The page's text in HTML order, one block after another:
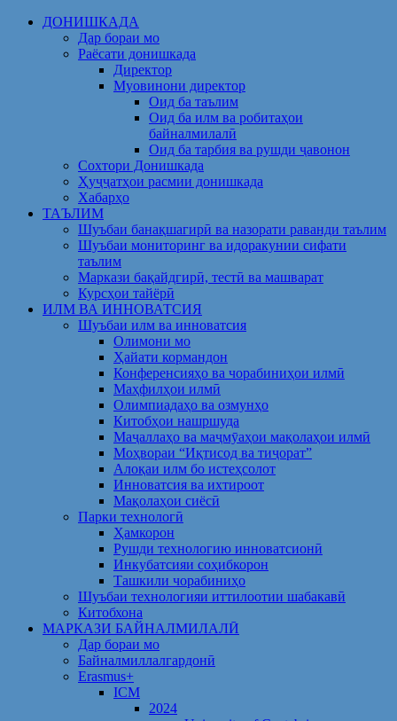
Skip
ДОНИШКАДА
Дар бораи мо
Раёсати донишкада
Директор
Муовинони директор
Оид ба таълим
Оид ба илм ва робитаҳои
байналмилалӣ
Оид ба тарбия ва рушди ҷавонон
Сохтори Донишкада
Ҳуҷҷатҳои расмии донишкада
Хабарҳо
ТАЪЛИМ
Шуъбаи банақшагирӣ ва назорати раванди таълим
Шуъбаи мониторинг ва идоракунии сифати
таълим
Маркази бақайдгирӣ, тестӣ ва машварат
Курсҳои тайёрӣ
ИЛМ ВА ИННОВАТСИЯ
Шуъбаи илм ва инноватсия
Олимони мо
Ҳайати кормандон
Конференсияҳо ва чорабиниҳои илмӣ
Маҳфилҳои илмӣ
Олимпиадаҳо ва озмунҳо
Китобҳои нашршуда
Маҷаллаҳо ва маҷмӯаҳои мақолаҳои илмӣ
Моҳвораи “Иқтисод ва тиҷорат”
Алоқаи илм бо истеҳсолот
Инноватсия ва ихтироот
Мақолаҳои сиёсӣ
Парки технологӣ
Ҳамкорон
Рушди технологию инноватсионӣ
Инкубатсияи соҳибкорон
Ташкили чорабиниҳо
Шуъбаи технологияи иттилоотии шабакавӣ
Китобхона
МАРКАЗИ БАЙНАЛМИЛАЛӢ
Дар бораи мо
Байналмиллалгардонӣ
Erasmus+
ICM
2024